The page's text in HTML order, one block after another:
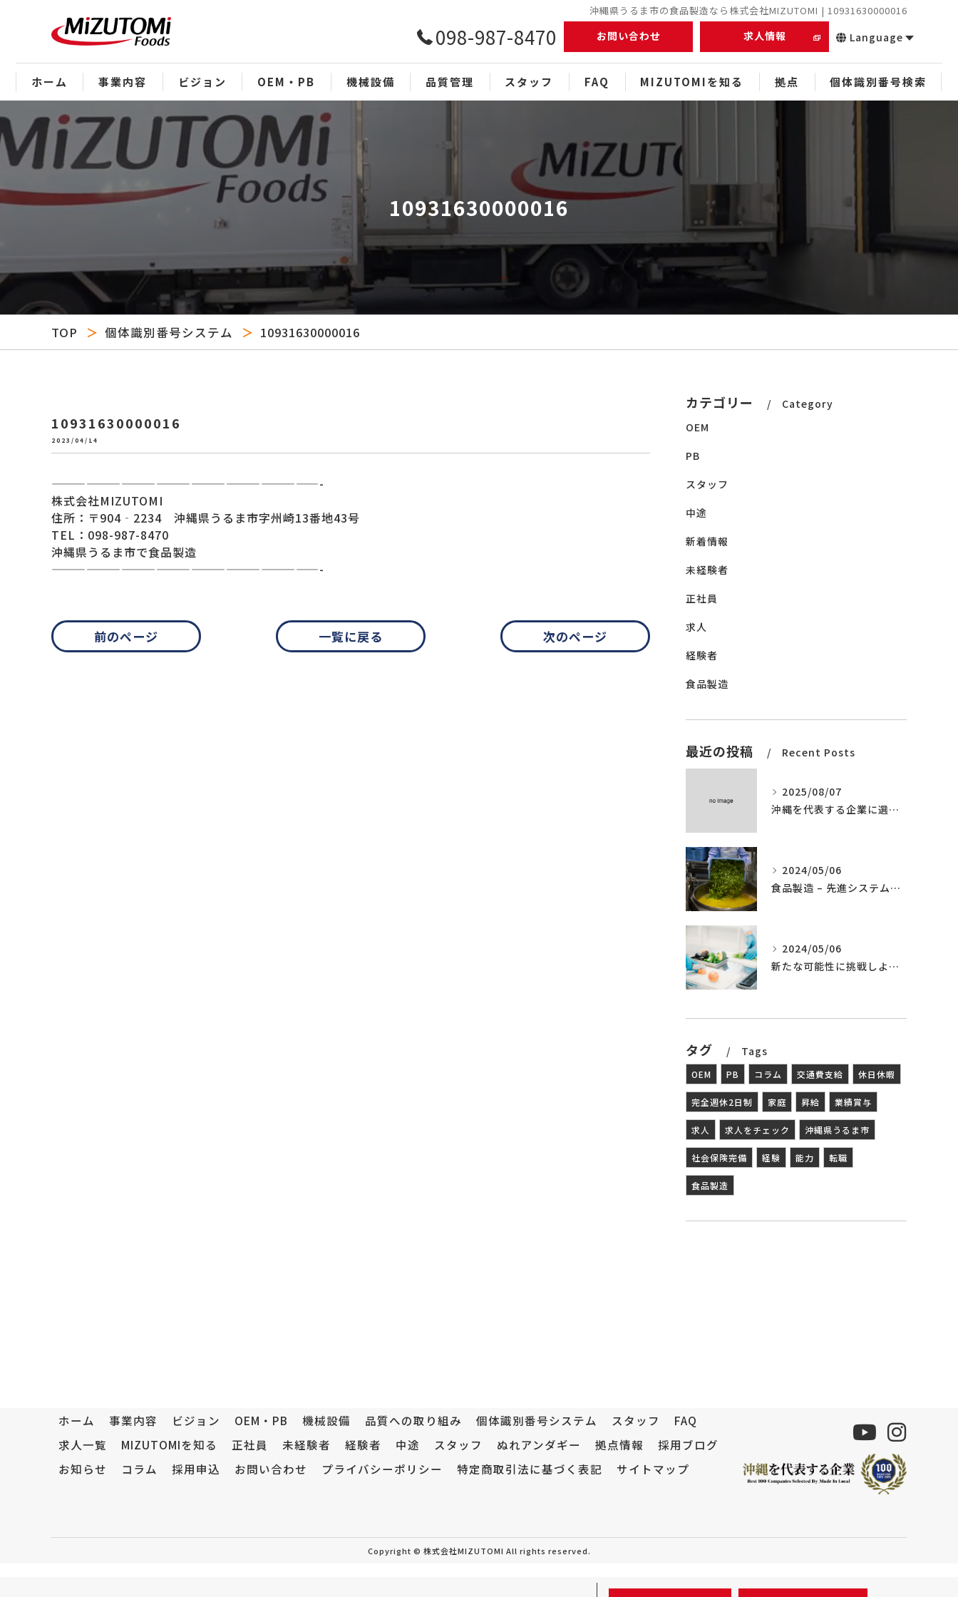
沖縄県うるま市の食品製造なら株式会社MIZUTOMI | 10931630000016
098-987-8470 お問い合わせ 求人情報 Language
ホーム 事業内容 ビジョン OEM・PB 機械設備 品質管理 スタッフ FAQ MIZUTOMIを知る
未経験者
経験者
スタッフ
ぬれアンダギー
拠点 個体識別番号検索
10931630000016
TOP 個体識別番号システム 10931630000016
10931630000016
2023/04/14
———————————————————————-
株式会社MIZUTOMI
住所：〒904‐2234 沖縄県うるま市字州崎13番地43号
TEL：098-987-8470
沖縄県うるま市で食品製造
———————————————————————-
前のページ 一覧に戻る 次のページ
カテゴリー
Category
OEM
PB
スタッフ
中途
新着情報
未経験者
正社員
求人
経験者
食品製造
最近の投稿 Recent Posts
2025/08/07
沖縄を代表する企業に選ばれました。
2024/05/06
食品製造 – 先進システムの導入
2024/05/06
新たな可能性に挑戦しよう – 食品製造の世界へ
タグ Tags
OEM PB コラム 交通費支給 休日休暇
完全週休2日制 家庭 昇給 業績賞与
求人 求人をチェック 沖縄県うるま市
社会保険完備 経験 能力 転職
食品製造
ホーム 事業内容 ビジョン OEM・PB 機械設備 品質への取り組み 個体識別番号システム スタッフ
FAQ
求人一覧
MIZUTOMIを知る 正社員 未経験者 経験者 中途 スタッフ ぬれアンダギー 拠点情報
採用ブログ
お知らせ
コラム 採用申込 お問い合わせ プライバシーポリシー 特定商取引法に基づく表記 サイトマップ
Copyright © 株式会社MIZUTOMI All rights reserved.